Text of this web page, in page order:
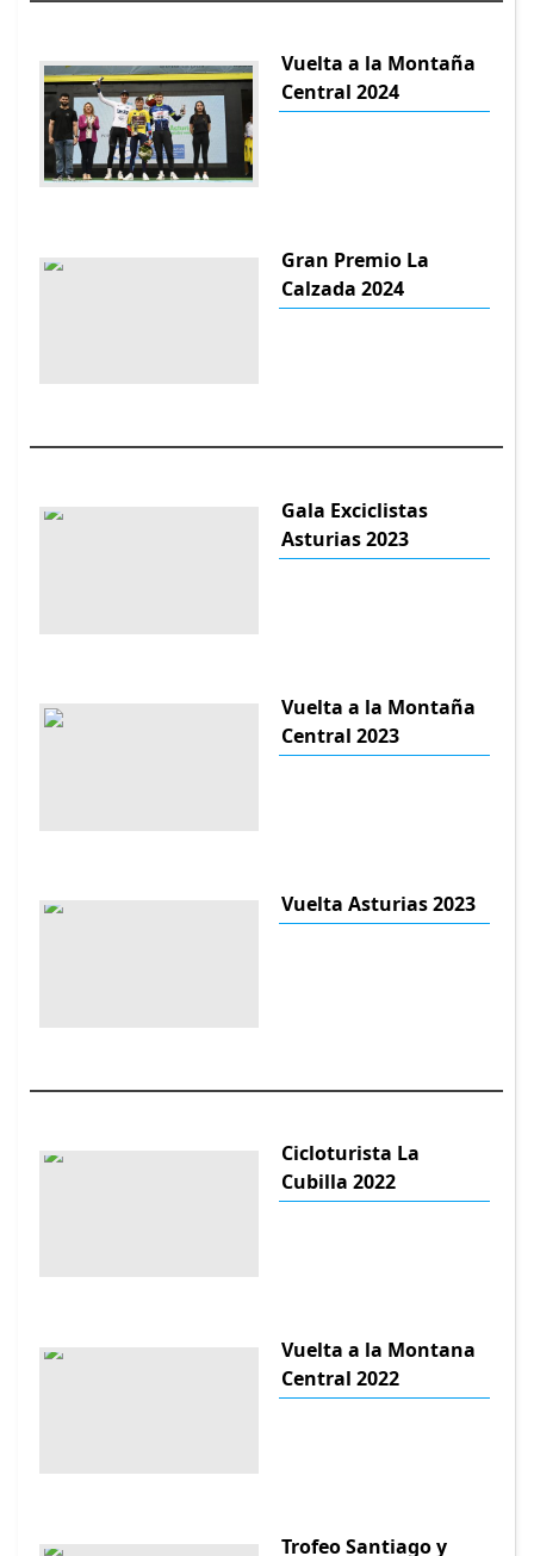
Vuelta a la Montaña
Central 2024
Gran Premio La
Calzada 2024
Gala Exciclistas
Asturias 2023
Vuelta a la Montaña
Central 2023
Vuelta Asturias 2023
Cicloturista La
Cubilla 2022
Vuelta a la Montana
Central 2022
Trofeo Santiago y